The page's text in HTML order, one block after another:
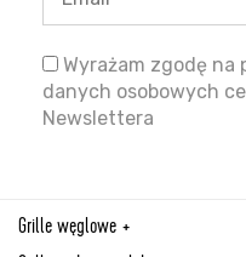
Wyrażam zgodę
danych osobowych
Newslettera
Grille węglowe